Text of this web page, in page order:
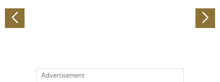
haben oder die sie im Rahmen Ihrer Nutzung der Dienste
gesammelt haben.
Advertisement